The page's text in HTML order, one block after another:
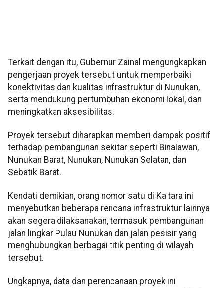
Terkait dengan itu, Gubernur Zainal mengungkapkan
pengerjaan proyek tersebut untuk memperbaiki
konektivitas dan kualitas infrastruktur di Nunukan,
serta mendukung pertumbuhan ekonomi lokal, dan
meningkatkan aksesibilitas.
Proyek tersebut diharapkan memberi dampak positif
terhadap pembangunan sekitar seperti Binalawan,
Nunukan Barat, Nunukan, Nunukan Selatan, dan
Sebatik Barat.
Kendati demikian, orang nomor satu di Kaltara ini
menyebutkan beberapa rencana infrastruktur lainnya
akan segera dilaksanakan, termasuk pembangunan
jalan lingkar Pulau Nunukan dan jalan pesisir yang
menghubungkan berbagai titik penting di wilayah
tersebut.
Ungkapnya, data dan perencanaan proyek ini